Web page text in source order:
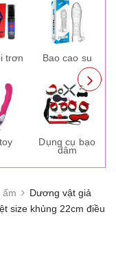
trơn Bao cao su
Dụng cụ bạo
dâm
ấm
Dương vật giả
size khủng 22cm điều